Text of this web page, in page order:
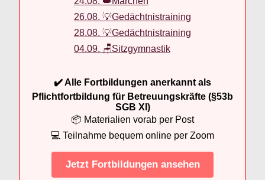
26.08. 💡Gedächtnistraining
28.08. 💡Gedächtnistraining
04.09. 🪑Sitzgymnastik
✔️ Alle Fortbildungen anerkannt als
Pflichtfortbildung für Betreuungskräfte (§53b
SGB XI)
📦 Materialien vorab per Post
💻 Teilnahme bequem online per Zoom
Jetzt Fortbildungen ansehen